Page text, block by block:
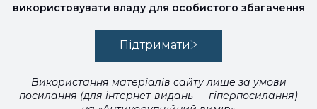
використовувати владу для особистого збагачення
Підтримати
Використання матеріалів сайту лише за умови
посилання (для інтернет-видань — гіперпосилання)